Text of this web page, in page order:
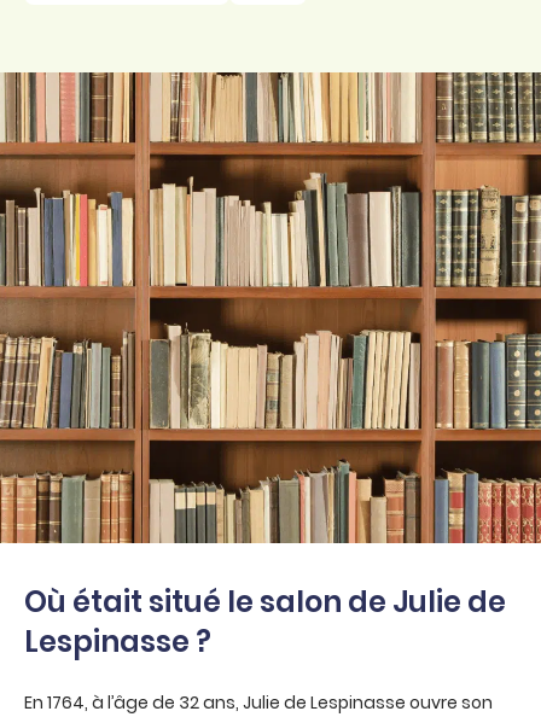
Où était situé le salon de Julie de
Lespinasse ?
En 1764, à l’âge de 32 ans, Julie de Lespinasse ouvre son